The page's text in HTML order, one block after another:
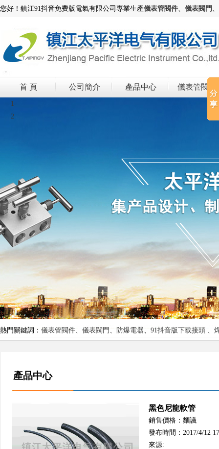
您好！鎮江91抖音免费版電氣有限公司專業生產儀表管閥件、 儀表閥門 、
首 頁 公司簡介 產品中心 儀表管閥件
1
2
熱門關鍵詞： 儀表管閥件、 儀表閥門 、 防爆電器、 91抖音版下载接頭 、
產品中心
黑色尼龍軟管
銷售價格：麵議
發布時間：2017/4/12
來源: